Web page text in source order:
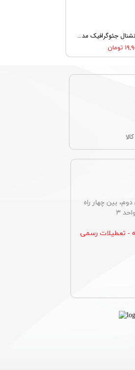
دوربین دو چشمی نشنال جئوگرافیک مدل National Geographic 8X40 BAK4 Porro Prism Birding Binocular 90-20000
بین چهار راه
تا پنجشنبه - تعطیلات رسمی